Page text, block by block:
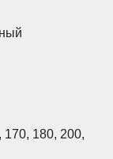
, 170, 180, 200,